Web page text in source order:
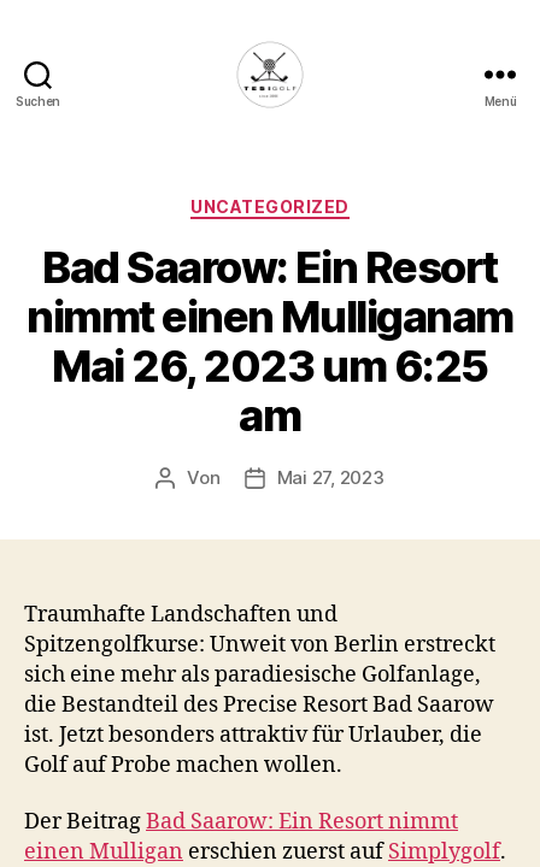
Suchen
Deine
Plattform
für
Golfbegeisterte!
Menü
Kategorien
UNCATEGORIZED
Bad Saarow: Ein Resort
nimmt einen Mulliganam
Mai 26, 2023 um 6:25
am
Beitragsautor
Von Veröffentlichungsdatum
Mai 27, 2023
Traumhafte Landschaften und
Spitzengolfkurse: Unweit von Berlin erstreckt
sich eine mehr als paradiesische Golfanlage,
die Bestandteil des Precise Resort Bad Saarow
ist. Jetzt besonders attraktiv für Urlauber, die
Golf auf Probe machen wollen.
Der BeitragBad Saarow: Ein Resort nimmt
einen Mulligan erschien zuerst aufSimplygolf.